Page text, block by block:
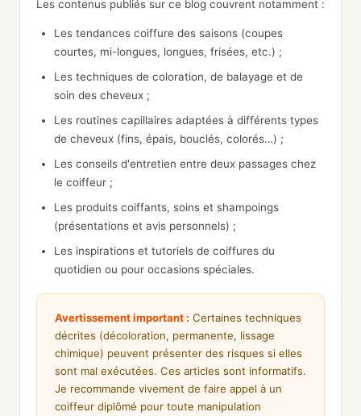
Les contenus publiés sur ce blog couvrent notamment :
Les tendances coiffure des saisons (coupes
courtes, mi-longues, longues, frisées, etc.) ;
Les techniques de coloration, de balayage et de
soin des cheveux ;
Les routines capillaires adaptées à différents types
de cheveux (fins, épais, bouclés, colorés…) ;
Les conseils d'entretien entre deux passages chez
le coiffeur ;
Les produits coiffants, soins et shampoings
(présentations et avis personnels) ;
Les inspirations et tutoriels de coiffures du
quotidien ou pour occasions spéciales.
Avertissement important : Certaines techniques
décrites (décoloration, permanente, lissage
chimique) peuvent présenter des risques si elles
sont mal exécutées. Ces articles sont informatifs.
Je recommande vivement de faire appel à un
coiffeur diplômé pour toute manipulation